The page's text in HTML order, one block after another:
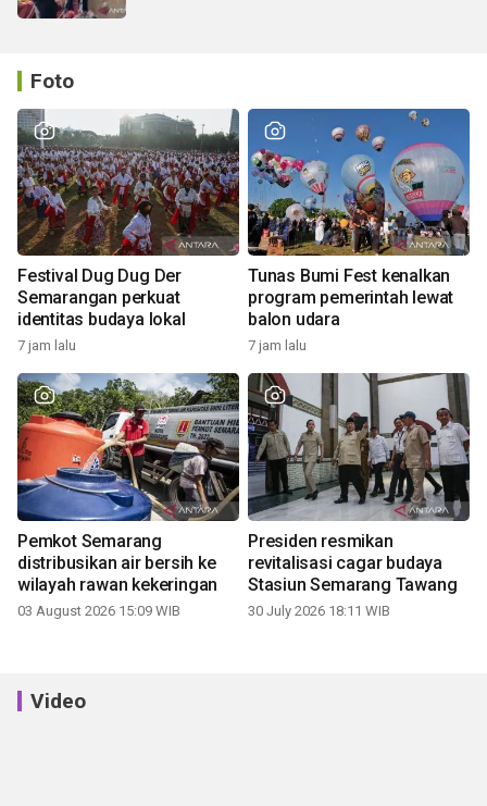
Foto
Festival Dug Dug Der
Semarangan perkuat
identitas budaya lokal
7 jam lalu
Tunas Bumi Fest kenalkan
program pemerintah lewat
balon udara
7 jam lalu
Pemkot Semarang
distribusikan air bersih ke
wilayah rawan kekeringan
03 August 2026 15:09 WIB
Presiden resmikan
revitalisasi cagar budaya
Stasiun Semarang Tawang
30 July 2026 18:11 WIB
Video